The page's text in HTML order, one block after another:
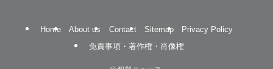
Home About us Contact Sitemap
Privacy Policy
免責事項・著作権・肖像権